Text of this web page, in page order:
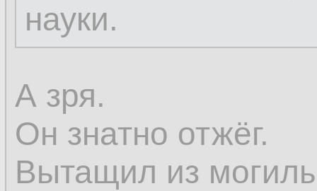
науки.
А зря.
Он знатно отжёг.
Вытащил из